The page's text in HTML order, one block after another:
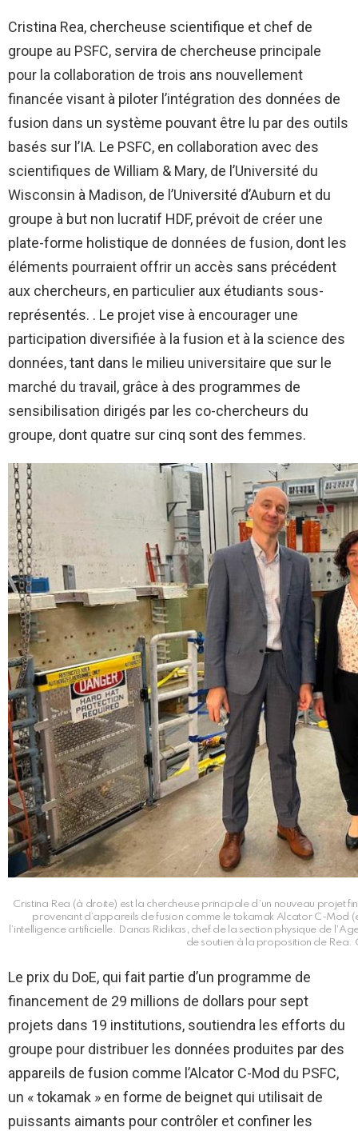
Cristina Rea, chercheuse scientifique et chef de
groupe au PSFC, servira de chercheuse principale
pour la collaboration de trois ans nouvellement
financée visant à piloter l’intégration des données de
fusion dans un système pouvant être lu par des outils
basés sur l’IA. Le PSFC, en collaboration avec des
scientifiques de William & Mary, de l’Université du
Wisconsin à Madison, de l’Université d’Auburn et du
groupe à but non lucratif HDF, prévoit de créer une
plate-forme holistique de données de fusion, dont les
éléments pourraient offrir un accès sans précédent
aux chercheurs, en particulier aux étudiants sous-
représentés. . Le projet vise à encourager une
participation diversifiée à la fusion et à la science des
données, tant dans le milieu universitaire que sur le
marché du travail, grâce à des programmes de
sensibilisation dirigés par les co-chercheurs du
groupe, dont quatre sur cinq sont des femmes.
Cristina Rea (à droite) est la chercheuse principale d’un nouveau projet
provenant d’appareils de fusion comme le tokamak Alcator C-Mod
l’intelligence artificielle. Danas Ridikas, chef de la section physique de
de soutien à la proposition de Rea.
Le prix du DoE, qui fait partie d’un programme de
financement de 29 millions de dollars pour sept
projets dans 19 institutions, soutiendra les efforts du
groupe pour distribuer les données produites par des
appareils de fusion comme l’Alcator C-Mod du PSFC,
un « tokamak » en forme de beignet qui utilisait de
puissants aimants pour contrôler et confiner les